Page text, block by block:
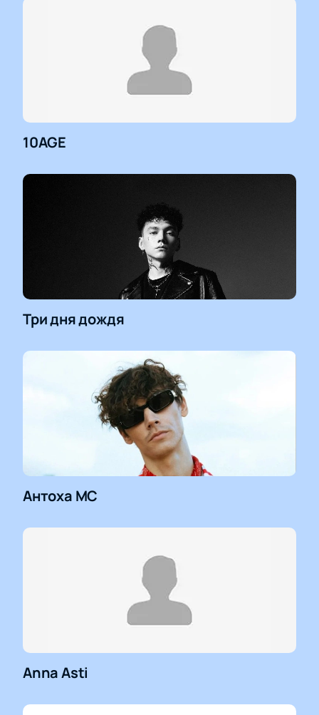
10AGE
Три дня дождя
Антоха МС
Anna Asti